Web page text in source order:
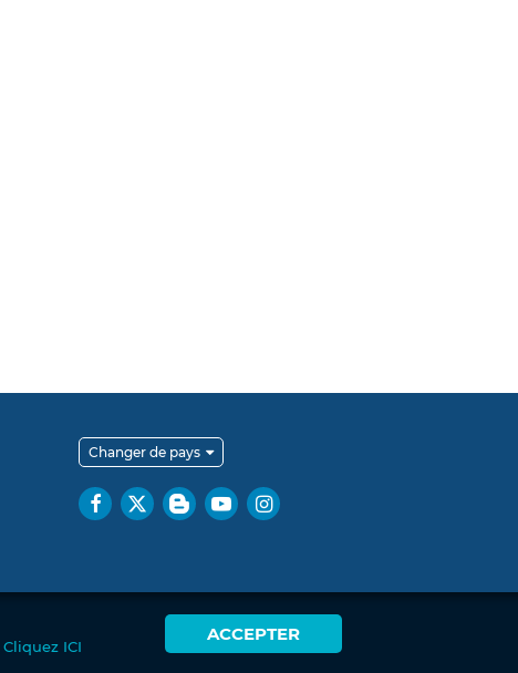
Changer de pays
Cliquez ICI
ACCEPTER